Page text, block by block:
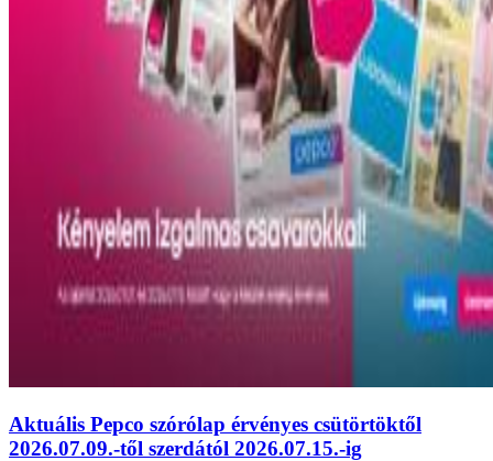
Aktuális Pepco szórólap érvényes csütörtöktől
2026.07.09.-től szerdától 2026.07.15.-ig